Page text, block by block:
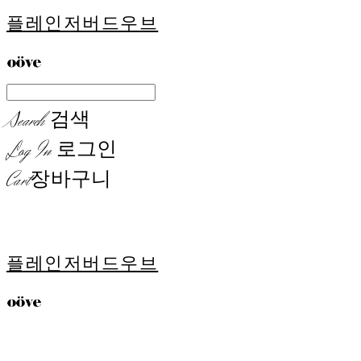
플레인저버드우브
Search검색
Log In 로그인
Cart장바구니
플레인저버드우브